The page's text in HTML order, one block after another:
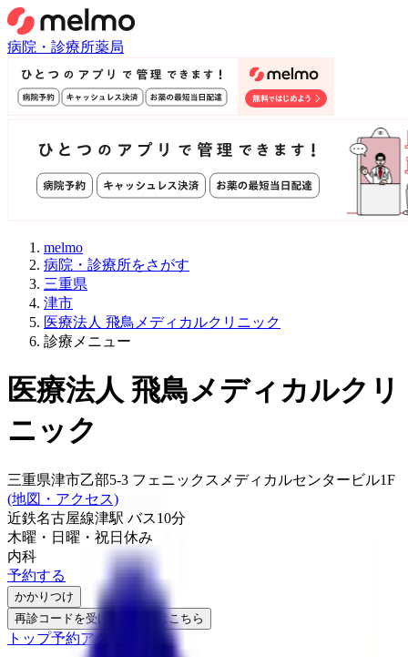
病院・診療所薬局
melmo
病院・診療所をさがす
三重県
津市
医療法人 飛鳥メディカルクリニック
診療メニュー
医療法人 飛鳥メディカルクリ
ニック
三重県津市乙部5-3 フェニックスメディカルセンタービル1F
(地図・アクセス)
近鉄名古屋線津駅 バス10分
木曜・日曜・祝日 休み
内科
予約する
かかりつけ
再診コードを受け取った方はこちら
トップ予約アクセス